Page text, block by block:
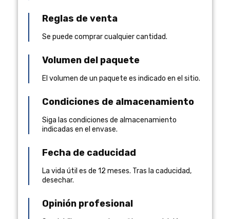
Reglas de venta
Se puede comprar cualquier cantidad.
Volumen del paquete
El volumen de un paquete es indicado en el sitio.
Condiciones de almacenamiento
Siga las condiciones de almacenamiento
indicadas en el envase.
Fecha de caducidad
La vida útil es de 12 meses. Tras la caducidad,
desechar.
Opinión profesional